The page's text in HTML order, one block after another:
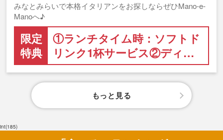
みなとみらいで本格イタリアンをお探しならぜひMano-e-
Manoへ♪
限定
特典
①ランチタイム時：ソフトド
リンク1杯サービス②ディ…
もっと見る
int(185)